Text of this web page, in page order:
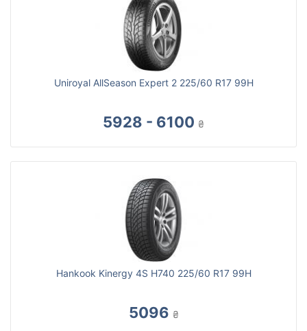
Uniroyal AllSeason Expert 2 225/60 R17 99H
5928 - 6100 ₴
Hankook Kinergy 4S H740 225/60 R17 99H
5096 ₴